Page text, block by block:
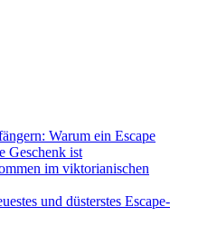
Warum ein Escape
Geschenk ist
im viktorianischen
und düsterstes Escape-